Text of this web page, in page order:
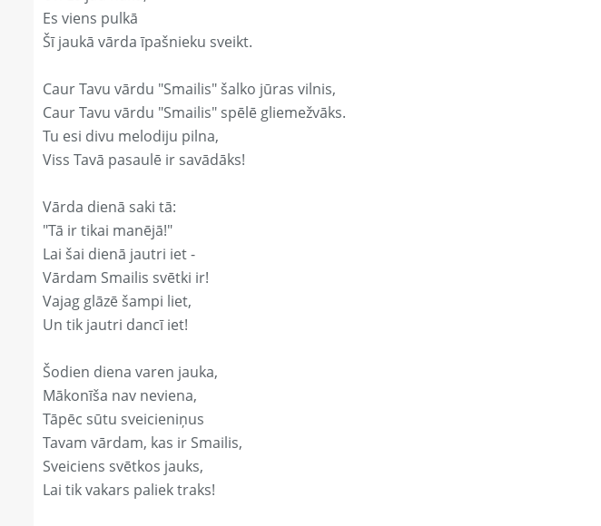
Es viens pulkā
Šī jaukā vārda īpašnieku sveikt.
Caur Tavu vārdu "Smailis" šalko jūras vilnis,
Caur Tavu vārdu "Smailis" spēlē gliemežvāks.
Tu esi divu melodiju pilna,
Viss Tavā pasaulē ir savādāks!
Vārda dienā saki tā:
"Tā ir tikai manējā!"
Lai šai dienā jautri iet -
Vārdam Smailis svētki ir!
Vajag glāzē šampi liet,
Un tik jautri dancī iet!
Šodien diena varen jauka,
Mākonīša nav neviena,
Tāpēc sūtu sveicieniņus
Tavam vārdam, kas ir Smailis,
Sveiciens svētkos jauks,
Lai tik vakars paliek traks!